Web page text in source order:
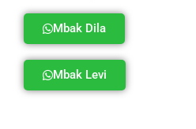
Mbak Dila
Mbak Levi